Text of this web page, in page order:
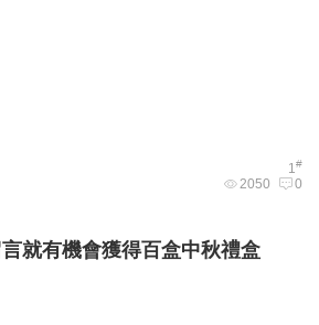
1#
2050 0
就有機會獲得百盒中秋禮盒